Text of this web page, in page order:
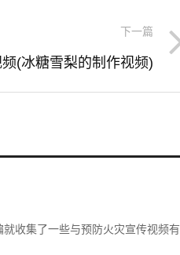
下一篇
(冰糖雪梨的制作视频)
收集了一些与预防火灾宣传视频有